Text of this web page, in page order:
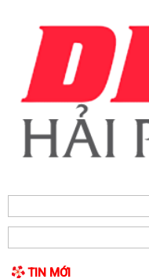
TUYÊN TRUYỀN, QUÁN
TÂM TẠO ĐỘNG LỰC MỚI
Hộ dân phường Hải An tự